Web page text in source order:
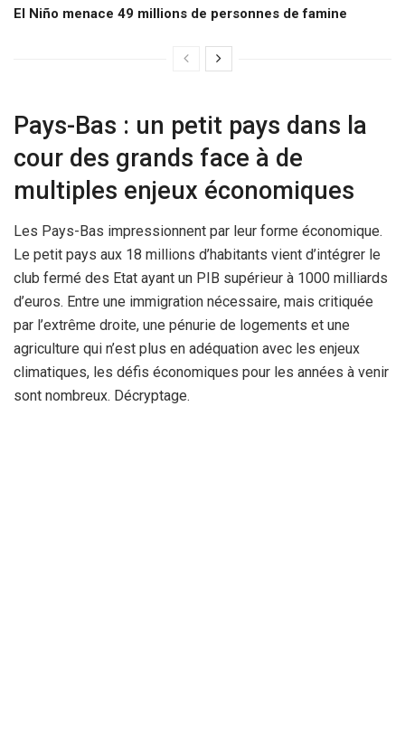
El Niño menace 49 millions de personnes de famine
Pays-Bas : un petit pays dans la
cour des grands face à de
multiples enjeux économiques
Les Pays-Bas impressionnent par leur forme économique.
Le petit pays aux 18 millions d’habitants vient d’intégrer le
club fermé des Etat ayant un PIB supérieur à 1000 milliards
d’euros. Entre une immigration nécessaire, mais critiquée
par l’extrême droite, une pénurie de logements et une
agriculture qui n’est plus en adéquation avec les enjeux
climatiques, les défis économiques pour les années à venir
sont nombreux. Décryptage.